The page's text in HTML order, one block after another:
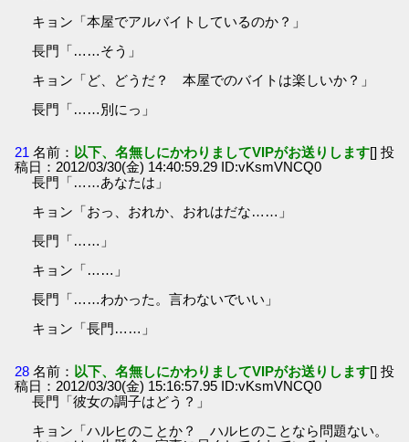
キョン「本屋でアルバイトしているのか？」
長門「……そう」
キョン「ど、どうだ？ 本屋でのバイトは楽しいか？」
長門「……別にっ」
21 名前： 以下、名無しにかわりましてVIPがお送りします[] 投
稿日：2012/03/30(金) 14:40:59.29 ID:vKsmVNCQ0
長門「……あなたは」
キョン「おっ、おれか、おれはだな……」
長門「……」
キョン「……」
長門「……わかった。言わないでいい」
キョン「長門……」
28 名前： 以下、名無しにかわりましてVIPがお送りします[] 投
稿日：2012/03/30(金) 15:16:57.95 ID:vKsmVNCQ0
長門「彼女の調子はどう？」
キョン「ハルヒのことか？ ハルヒのことなら問題ない。